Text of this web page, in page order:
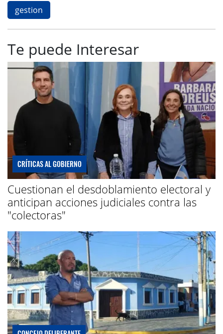
gestion
Te puede Interesar
CRÍTICAS AL GOBIERNO
Cuestionan el desdoblamiento electoral y
anticipan acciones judiciales contra las
"colectoras"